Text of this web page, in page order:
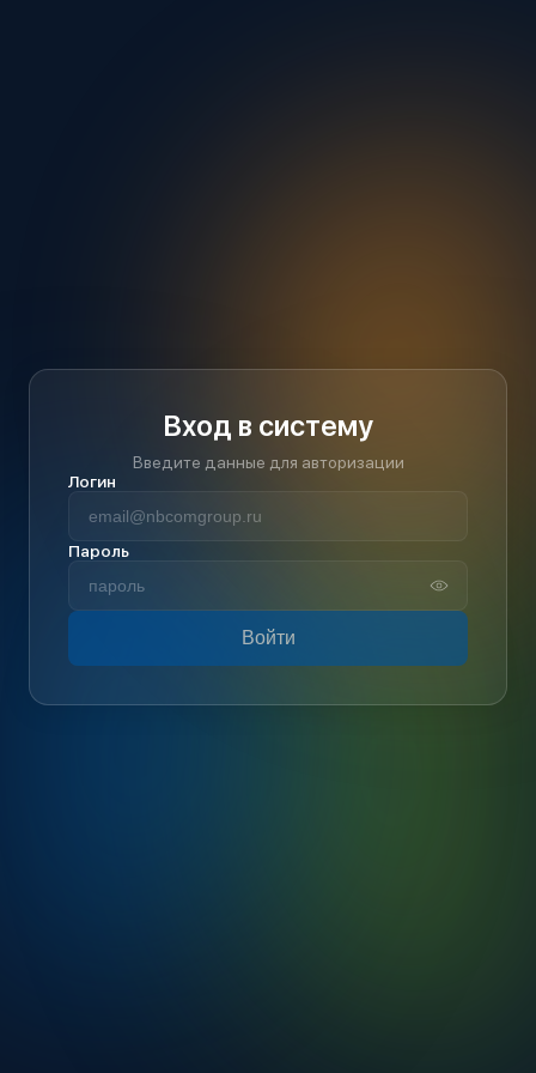
Вход в систему
Введите данные для авторизации
Логин
Пароль
Войти